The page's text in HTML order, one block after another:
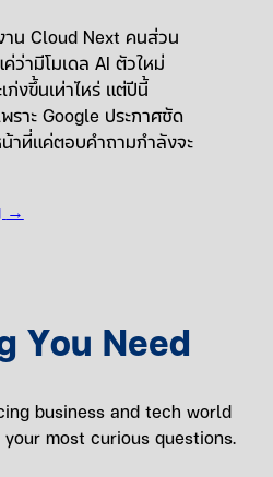
น Cloud Next คนส่วน
ว่ามีโมเดล AI ตัวใหม่
งขึ้นเท่าไหร่ แต่ปีนี้
ราะ Google ประกาศชัด
าที่แค่ตอบคำถามกำลังจะ
→
You Need
business and tech world
most curious questions.